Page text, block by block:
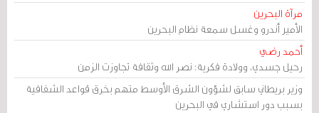
مرآة البحرين
الأمير أندرو وغسل سمعة نظام البحرين
أحمد رضي
رحيل جسدي، وولادة فكرية: نصر الله وثقافة تجاوزت الزمن
وزير بريطاني سابق لشؤون الشرق الأوسط متهم بخرق قواعد الشفافية
بسبب دور استشاري في البحرين